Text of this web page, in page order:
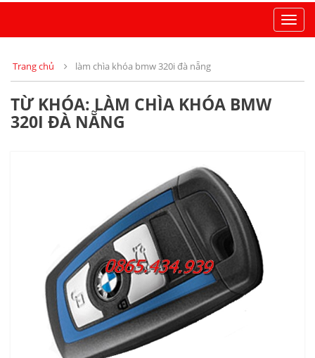
Trang chủ làm chìa khóa bmw 320i đà nẵng
TỪ KHÓA: LÀM CHÌA KHÓA BMW
320I ĐÀ NẴNG